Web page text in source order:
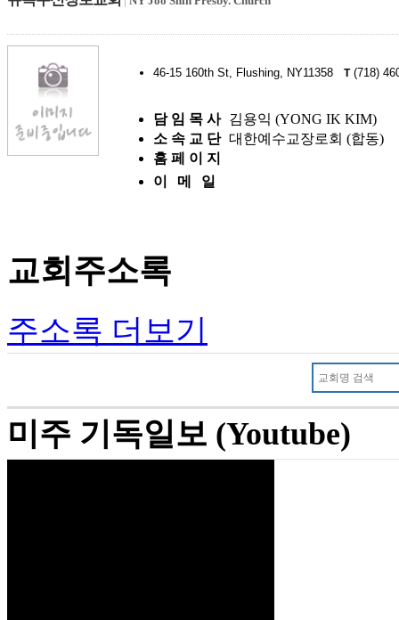
46-15 160th St, Flushing, NY11358 T(718)
담 임 목 사 김용익 (YONG IK KIM)
소 속 교 단 대한예수교장로회 (합동)
홈 페 이 지
이 메 일
교회주소록
주소록 더보기
미주 기독일보 (Youtube)